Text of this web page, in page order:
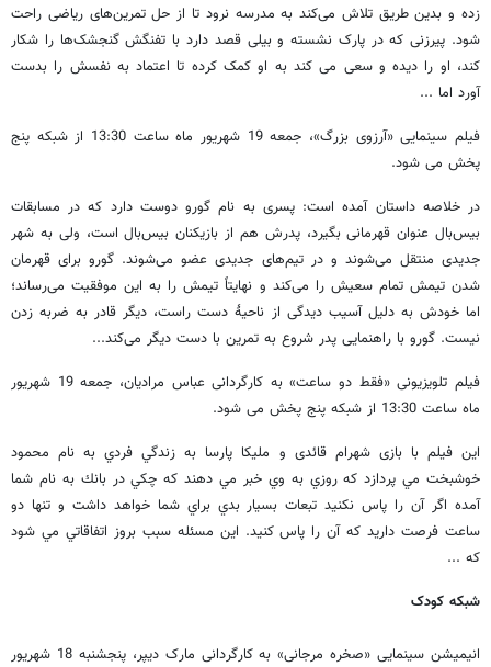
زده و بدین طریق تلاش می‌کند به مدرسه نرود تا از حل تمرین‌های ریاضی راحت
شود. پیرزنی که در پارک نشسته و بیلی قصد دارد با تفنگش گنجشک‌ها را شکار
کند، او را دیده و سعی می کند به او کمک کرده تا اعتماد به نفسش را بدست
آورد اما ...
فیلم سینمایی «آرزوی بزرگ»، جمعه 19 شهریور ماه ساعت 13:30 از شبکه پنج
پخش می شود.
در خلاصه داستان آمده است: پسری به نام گورو دوست دارد که در مسابقات
بیس‌بال عنوان قهرمانی بگیرد، پدرش هم از بازیکنان بیس‌بال است، ولی به شهر
جدیدی منتقل می‌شوند و در تیم‌های جدیدی عضو می‌شوند. گورو برای قهرمان
شدن تیمش تمام سعیش را می‌کند و نهایتاً تیمش را به این موفقیت می‌رساند؛
اما خودش به دلیل آسیب دیدگی از ناحیۀ دست راست، دیگر قادر به ضربه زدن
نیست. گورو با راهنمایی پدر شروع به تمرین با دست دیگر می‌کند...
فیلم تلویزیونی «فقط دو ساعت» به کارگردانی عباس مراديان، جمعه 19 شهریور
ماه ساعت 13:30 از شبکه پنج پخش می شود.
این فیلم با بازی شهرام قائدی و مليكا پارسا به زندگي فردي به نام محمود
خوشبخت مي پردازد كه روزي به وي خبر مي دهند كه چكي در بانك به نام شما
آمده اگر آن را پاس نكنيد تبعات بسيار بدي براي شما خواهد داشت و تنها دو
ساعت فرصت داريد كه آن را پاس كنيد. اين مسئله سبب بروز اتفاقاتي مي شود
كه ...
شبکه کودک
انیمیشن سینمایی «صخره مرجانی» به کارگردانی مارک دیپر، پنجشنبه 18 شهریور